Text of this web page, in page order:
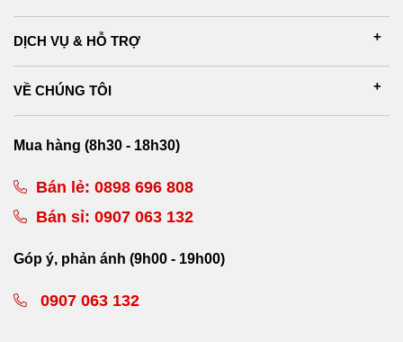
DỊCH VỤ & HỖ TRỢ
VỀ CHÚNG TÔI
Mua hàng (8h30 - 18h30)
Bán lẻ: 0898 696 808
Bán sỉ: 0907 063 132
Góp ý, phản ánh (9h00 - 19h00)
0907 063 132